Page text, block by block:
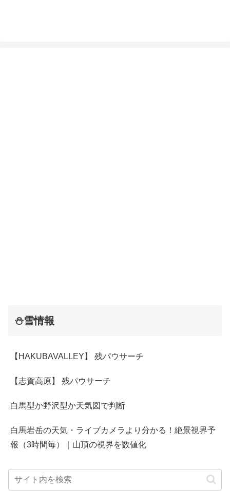
⛄雪情報
【HAKUBAVALLEY】 残パウサーチ
【志賀高原】 残パウサーチ
白馬型か野沢型か天気図で判断
白馬岩岳の天気・ライブカメラより分かる！絶景視界予
報（3時間毎）｜山頂の視界を数値化